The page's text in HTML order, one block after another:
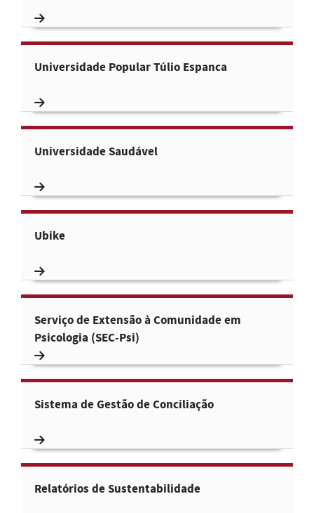
Universidade Popular Túlio Espanca
Universidade Saudável
Ubike
Serviço de Extensão à Comunidade em
Psicologia (SEC-Psi)
Sistema de Gestão de Conciliação
Relatórios de Sustentabilidade